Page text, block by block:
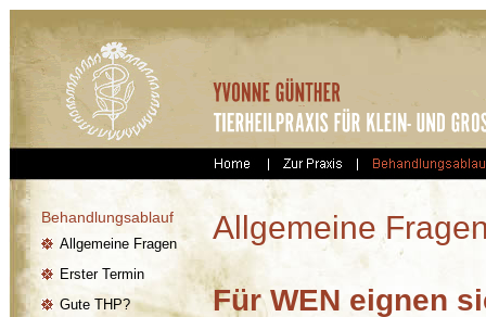
Behandlungsablauf
Allgemeine Fragen
Erster Termin
Gute THP?
Allgemeine
Für WEN eignen